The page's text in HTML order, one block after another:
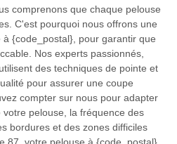
comprenons que chaque pelouse
C'est pourquoi nous offrons une
{code_postal}, pour garantir que
Nos experts passionnés,
des techniques de pointe et
pour assurer une coupe
compter sur nous pour adapter
pelouse, la fréquence des
bordures et des zones difficiles